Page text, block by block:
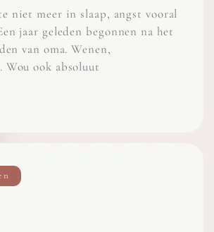
niet meer in slaap, angst vooral
jaar geleden begonnen na het
van oma. Wenen,
ook absoluut